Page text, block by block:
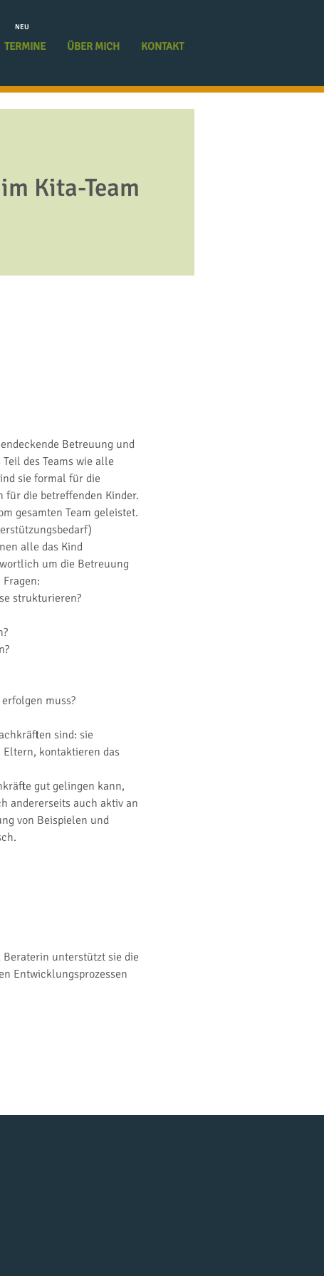
TERMINE ÜBER MICH KONTAKT
NEU
Kita-Team
Betreuung und
des Teams wie alle
sie formal für die
die betreffenden Kinder.
gesamten Team geleistet.
alle das Kind
um die Betreuung
strukturieren?
muss?
sind: sie
kontaktieren das
gut gelingen kann,
andererseits auch aktiv an
von Beispielen und
Beraterin unterstützt sie die
Entwicklungsprozessen